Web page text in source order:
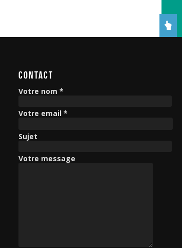
CONTACT
Votre nom *
Votre email *
Sujet
Votre message